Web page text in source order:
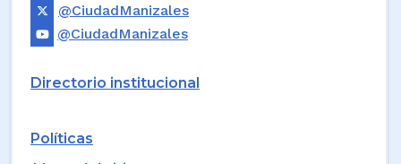
@CiudadManizales
@CiudadManizales
Directorio institucional
Políticas